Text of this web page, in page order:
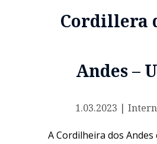
Cordillera
Andes –
1.03.2023 |
A Cordilheira dos